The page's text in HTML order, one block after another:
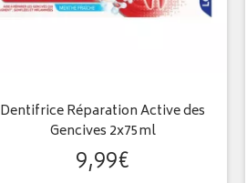
Dentifrice Réparation Active des
Gencives 2x75ml
9,99€